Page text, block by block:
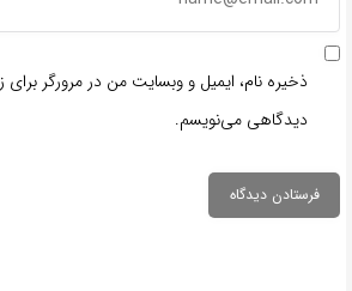
ذخیره نام، ایمیل و وبسایت من در مرورگر برای
دیدگاهی می‌نویسم.